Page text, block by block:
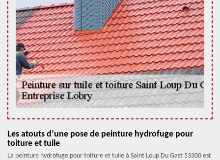
Les atouts d’une pose de peinture hydrofuge pour
toiture et tuile
La peinture hydrofuge pour toiture et tuile à Saint Loup Du Gast 53300 est